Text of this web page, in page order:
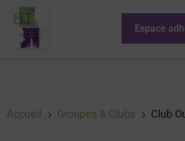
Espace
Accueil 5 Groupes & Clubs 5 Club